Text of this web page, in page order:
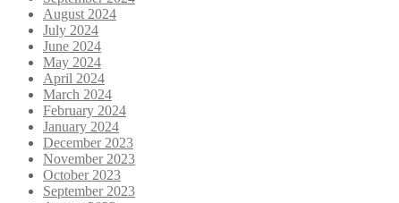
August 2024
July 2024
June 2024
May 2024
April 2024
March 2024
February 2024
January 2024
December 2023
November 2023
October 2023
September 2023